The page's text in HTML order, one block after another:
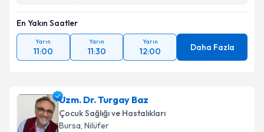
En Yakın Saatler
Yarın
11:00
Yarın
11:30
Yarın
12:00 Daha Fazla
Uzm. Dr. Turgay Baz
Çocuk Sağlığı ve Hastalıkları
Bursa, Nilüfer